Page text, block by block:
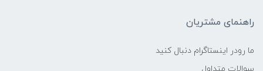
راهنمای مشتریان
ما رودر اینستاگرام دنبال کنید